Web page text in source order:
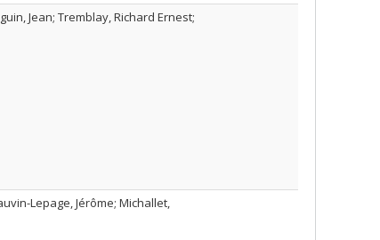
Jean; Tremblay, Richard Ernest;
Lepage, Jérôme; Michallet,